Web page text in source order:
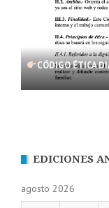
CÓDIGO ÉTICA
EDICIONES
agosto 2026